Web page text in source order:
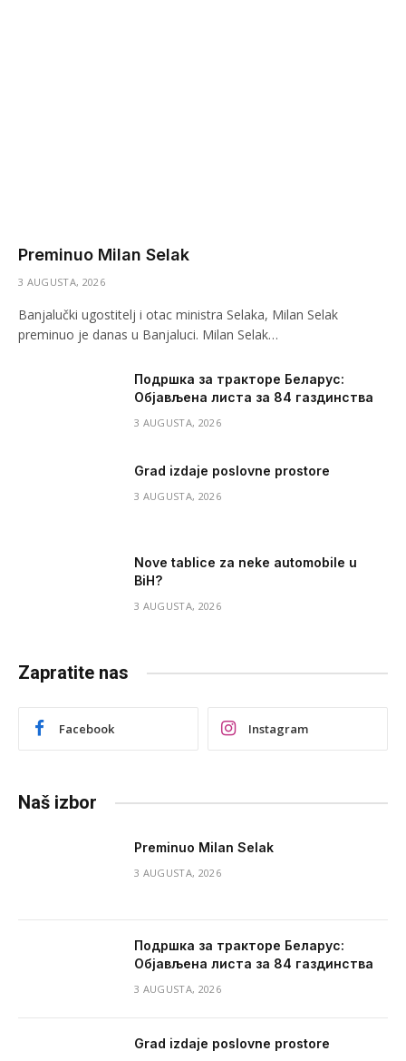
Preminuo Milan Selak
3 AUGUSTA, 2026
Banjalučki ugostitelj i otac ministra Selaka, Milan Selak
preminuo je danas u Banjaluci. Milan Selak…
Подршка за тракторе Беларус:
Објављена листа за 84 газдинства
3 AUGUSTA, 2026
Grad izdaje poslovne prostore
3 AUGUSTA, 2026
Nove tablice za neke automobile u
BiH?
3 AUGUSTA, 2026
Zapratite nas
Facebook Instagram
Naš izbor
Preminuo Milan Selak
3 AUGUSTA, 2026
Подршка за тракторе Беларус:
Објављена листа за 84 газдинства
3 AUGUSTA, 2026
Grad izdaje poslovne prostore